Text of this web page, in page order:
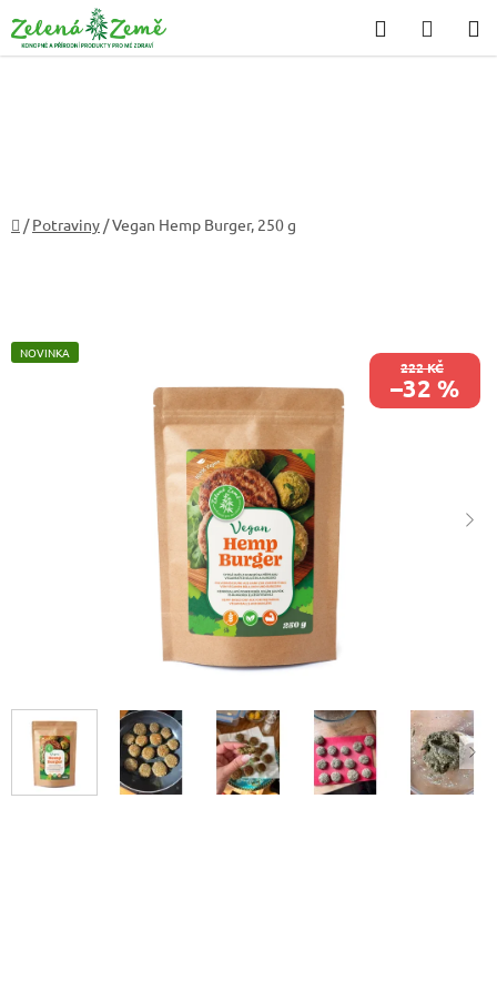
na
obsah
Hledat
KOŠÍK
Domů
/ Potraviny /Vegan Hemp Burger, 250 g
NOVINKA
222 KČ
–32 %